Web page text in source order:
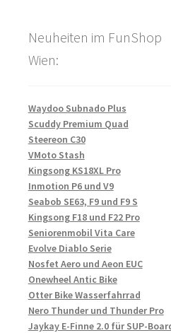
Neuheiten im FunShop
Wien:
Waydoo Subnado Plus
Scuddy Premium Quad
Steereon C30
VMoto Stash
Kingsong KS18XL Pro
Inmotion P6 und V9
Seabob SE63, F9 und F9 S
Kingsong F18 und F22 Pro
Seniorenmobil Vita Care
Evolve Diablo Serie
Nosfet Aero und Aeon EUC
Onewheel Antic Bike
Otter Bike Wasserfahrrad
Nero Thunder und Thunder Pro
Jaykay E-Finne 2.0 für SUP-